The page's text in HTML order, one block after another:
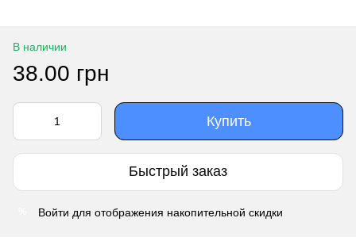
В наличии
38.00 грн
Купить
Быстрый заказ
Войти для отображения накопительной скидки